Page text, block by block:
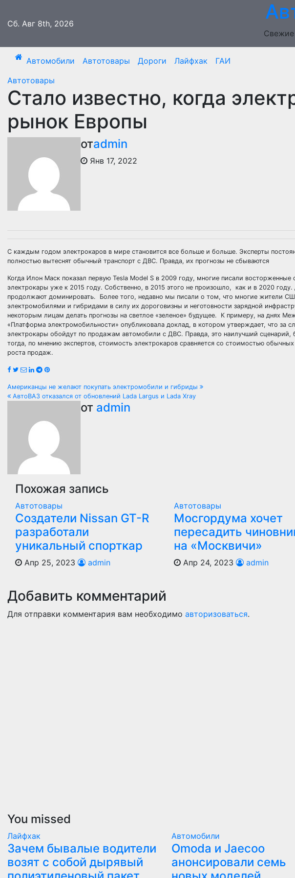
содержимому
Сб. Авг 8th, 2026
Свежие
Автомобили Автотовары Дороги Лайфхак
ГАИ
Автотовары
Стало известно, когда
рынок Европы
отadmin
Янв 17, 2022
С каждым годом электрокаров в мире становится все больше и больше. Эксперты
полностью вытеснят обычный транспорт с ДВС. Правда, их прогнозы не сбываются
Когда Илон Маск показал первую Tesla Model S в 2009 году, многие писали
электрокары уже к 2015 году. Собственно, в 2015 этого не произошло, как и в 2020
продолжают доминировать. Более того, недавно мы писали о том, что многие жители
электромобилями и гибридами в силу их дороговизны и неготовности зарядной
некоторым лицам делать прогнозы на светлое «зеленое» будущее. К примеру, на днях
«Платформа электромобильности» опубликовала доклад, в котором утверждает, что за
электрокары обойдут по продажам автомобили с ДВС. Правда, это наилучший
тогда, по мнению экспертов, стоимость электрокаров сравняется со стоимостью
роста продаж.
Навигация
записям
Американцы не желают покупать электромобили и гибриды
АвтоВАЗ отказался от обновлений Lada Largus и Lada Xray
от admin
Похожая запись
Автотовары
Создатели Nissan GT-R
разработали
уникальный спорткар
Апр 25, 2023 admin
Автотовары
Мосгордума хочет
пересадить
на «Москвичи»
Апр 24, 2023 admin
Добавить комментарий
Для отправки комментария вам необходимо авторизоваться.
You missed
Лайфхак
Зачем бывалые водители
возят с собой дырявый
Автомобили
Оmoda и Jaecoo
анонсировали семь